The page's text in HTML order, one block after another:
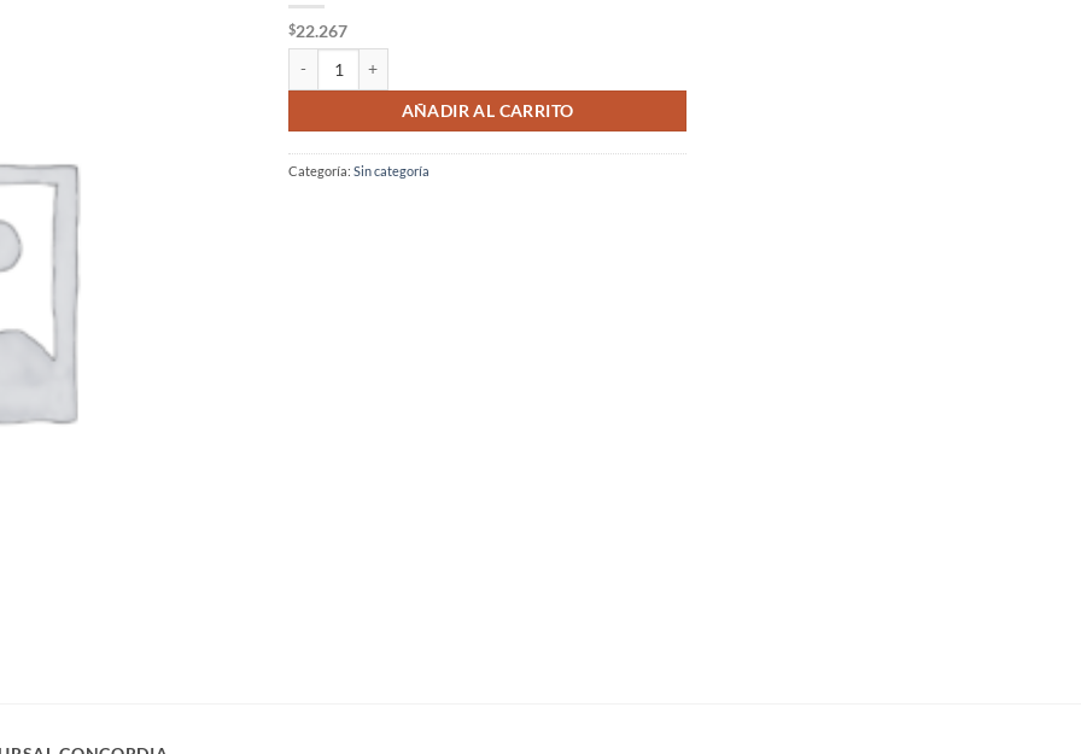
$22.267
AÑADIR AL CARRITO
Categoría: Sin categoría